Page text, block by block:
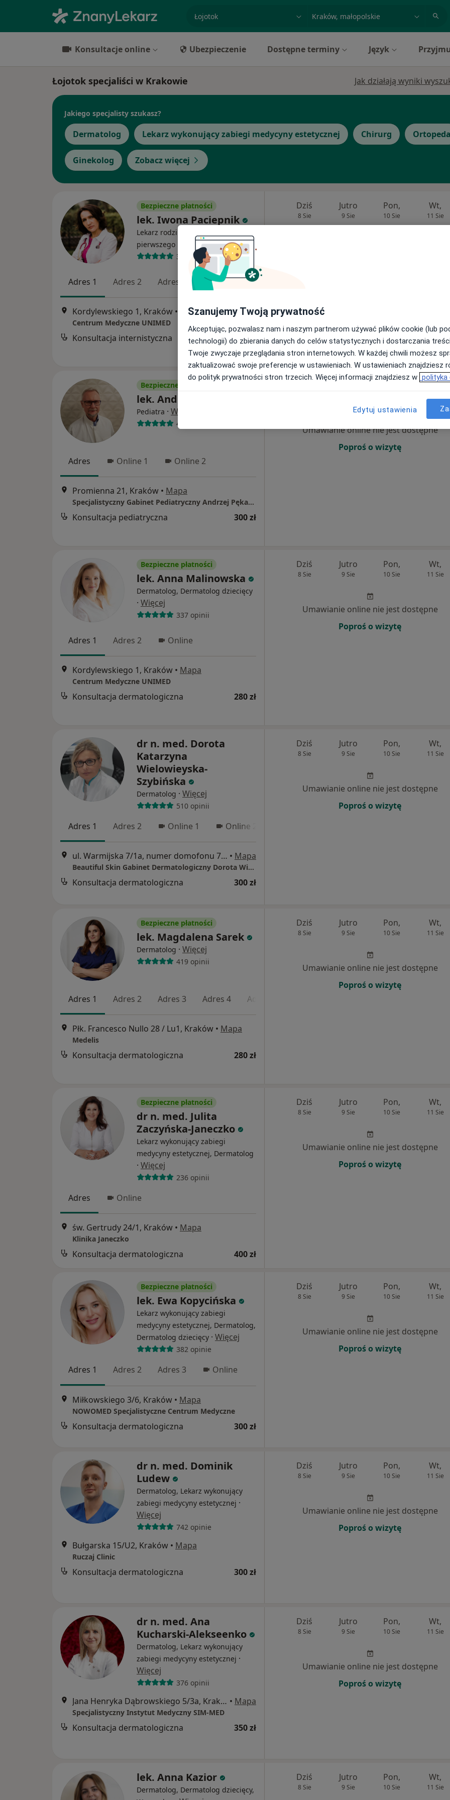
miasto lub dzielnica
Konsultacje online Ubezpieczenie Dostępne terminy Język
Łojotok specjaliści w Krakowie Jak działają wyniki
Jakiego specjalisty szukasz?
Dermatolog Lekarz wykonujący zabiegi medycyny estetycznej Chirurg Ortopeda
Ginekolog Zobacz więcej
Bezpieczne płatności
lek. Iwona Paciepnik
Lekarz rodzinny, Pediatra, Lekarz
pierwszego kontaktu·Więcej
360 opinii
Adres 1 Adres 2 Adres 3 Adres 4 Online
Kordylewskiego 1, Kraków • Mapa
Centrum Medyczne UNIMED
Konsultacja internistyczna 250 zł
Dziś
8 Sie
Jutro
9 Sie
Pon,
10 Sie
Wt,
11 Sie
Bezpieczne płatności
lek. Andrzej Pękacki
Pediatra · Więcej
459 opinii
Adres Online 1 Online 2
Promienna 21, Kraków • Mapa
Specjalistyczny Gabinet Pediatryczny Andrzej Pękacki
Konsultacja pediatryczna 300 zł
Pon, Wt,
Umawianie online nie jest dostępne
Poproś o wizytę
Bezpieczne płatności
lek. Anna Malinowska
Dermatolog, Dermatolog dziecięcy
· Więcej
337 opinii
Adres 1 Adres 2 Online
Kordylewskiego 1, Kraków • Mapa
Centrum Medyczne UNIMED
Konsultacja dermatologiczna 280 zł
Dziś
8 Sie
Jutro
9 Sie
Pon,
10 Sie
Wt,
11 Sie
Umawianie online nie jest dostępne
Poproś o wizytę
dr n. med. Dorota
Katarzyna
Wielowieyska-
Szybińska
Dermatolog · Więcej
510 opinii
Adres 1 Adres 2 Online 1 Online 2
ul. Warmijska 7/1a, numer domofonu 72, parter, za pierwszymi drzwiami, Kraków • Mapa
Beautiful Skin Gabinet Dermatologiczny Dorota Wielowieyska-Szybińska
Konsultacja dermatologiczna 300 zł
Dziś
8 Sie
Jutro
9 Sie
Pon,
10 Sie
Wt,
11 Sie
Umawianie online nie jest dostępne
Poproś o wizytę
Bezpieczne płatności
lek. Magdalena Sarek
Dermatolog · Więcej
419 opinii
Adres 1 Adres 2 Adres 3 Adres 4 Adres 5
Płk. Francesco Nullo 28 / Lu1, Kraków • Mapa
Medelis
Konsultacja dermatologiczna 280 zł
Dziś
8 Sie
Jutro
9 Sie
Pon,
10 Sie
Wt,
11 Sie
Umawianie online nie jest dostępne
Poproś o wizytę
Bezpieczne płatności
dr n. med. Julita
Zaczyńska-Janeczko
Lekarz wykonujący zabiegi
medycyny estetycznej, Dermatolog
· Więcej
236 opinii
Adres Online
św. Gertrudy 24/1, Kraków • Mapa
Klinika Janeczko
Konsultacja dermatologiczna 400 zł
Dziś
8 Sie
Jutro
9 Sie
Pon,
10 Sie
Wt,
11 Sie
Umawianie online nie jest dostępne
Poproś o wizytę
Bezpieczne płatności
lek. Ewa Kopycińska
Lekarz wykonujący zabiegi
medycyny estetycznej, Dermatolog,
Dermatolog dziecięcy · Więcej
382 opinie
Adres 1 Adres 2 Adres 3 Online
Miłkowskiego 3/6, Kraków • Mapa
NOWOMED Specjalistyczne Centrum Medyczne
Konsultacja dermatologiczna 300 zł
Dziś
8 Sie
Jutro
9 Sie
Pon,
10 Sie
Wt,
11 Sie
Umawianie online nie jest dostępne
Poproś o wizytę
dr n. med. Dominik
Ludew
Dermatolog, Lekarz wykonujący
zabiegi medycyny estetycznej ·
Więcej
742 opinie
Bułgarska 15/U2, Kraków • Mapa
Ruczaj Clinic
Konsultacja dermatologiczna 300 zł
Dziś
8 Sie
Jutro
9 Sie
Pon,
10 Sie
Wt,
11 Sie
Umawianie online nie jest dostępne
Poproś o wizytę
dr n. med. Ana
Kucharski-Alekseenko
Dermatolog, Lekarz wykonujący
zabiegi medycyny estetycznej ·
Więcej
376 opinii
Jana Henryka Dąbrowskiego 5/3a, Kraków • Mapa
Specjalistyczny Instytut Medyczny SIM-MED
Konsultacja dermatologiczna 350 zł
Dziś
8 Sie
Jutro
9 Sie
Pon,
10 Sie
Wt,
11 Sie
Umawianie online nie jest dostępne
Poproś o wizytę
lek. Anna Kazior
Dermatolog, Dermatolog dziecięcy,
Dziś
8 Sie
Jutro
9 Sie
Pon,
10 Sie
Wt,
11 Sie
Szanujemy Twoją prywatność
Akceptując, pozwalasz nam i naszym partnerom używać plików cookie (lub
technologii) do zbierania danych do celów statystycznych i dostarczania
Twoje zwyczaje przeglądania stron internetowych. W każdej chwili możesz
zaktualizować swoje preferencje w ustawieniach. W ustawieniach znajdziesz
do polityk prywatności stron trzecich. Więcej informacji znajdziesz w polityka
Edytuj ustawienia